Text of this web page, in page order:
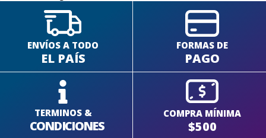
ENVÍOS A TODO
EL PAÍS
FORMAS DE
PAGO
TERMINOS &
CONDICIONES
COMPRA MÍNIMA
$500